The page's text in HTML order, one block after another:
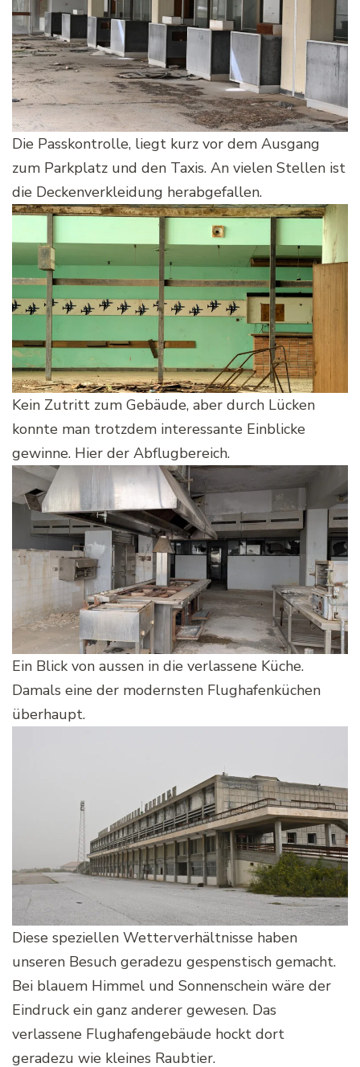
Die Passkontrolle, liegt kurz vor dem Ausgang
zum Parkplatz und den Taxis. An vielen Stellen ist
die Deckenverkleidung herabgefallen.
Kein Zutritt zum Gebäude, aber durch Lücken
konnte man trotzdem interessante Einblicke
gewinne. Hier der Abflugbereich.
Ein Blick von aussen in die verlassene Küche.
Damals eine der modernsten Flughafenküchen
überhaupt.
Diese speziellen Wetterverhältnisse haben
unseren Besuch geradezu gespenstisch gemacht.
Bei blauem Himmel und Sonnenschein wäre der
Eindruck ein ganz anderer gewesen. Das
verlassene Flughafengebäude hockt dort
geradezu wie kleines Raubtier.